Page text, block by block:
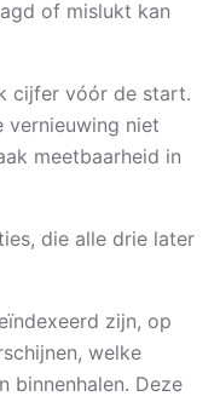
of mislukt kan
cijfer vóór de start.
vernieuwing niet
meetbaarheid in
die alle drie later
zijn, op
welke
binnenhalen. Deze